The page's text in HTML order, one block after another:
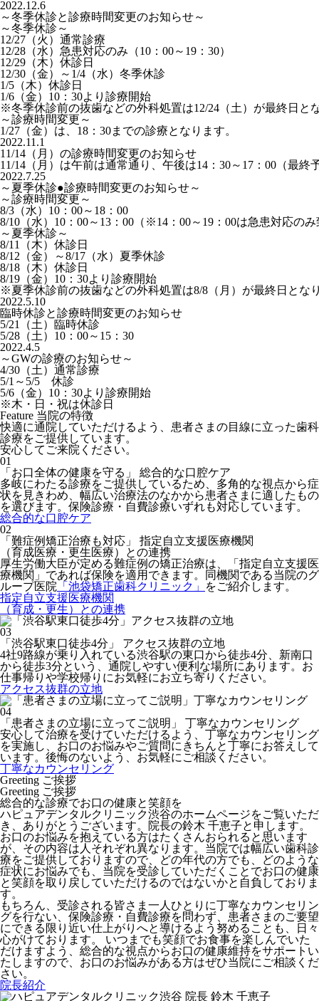
2022.12.6
～冬季休診と診療時間変更のお知らせ～
～冬季休診～
12/27（火）通常診療
12/28（水）急患対応のみ（10：00～19：30）
12/29（木）休診日
12/30（金）～1/4（水）冬季休診
1/5（木）休診日
1/6（金）10：30より診療開始
※冬季休診前の抜歯などの外科処置は12/24（土）が最終日と
～診療時間変更～
1/27（金）は、18：30までの診療となります。
2022.11.1
11/14（月）の診療時間変更のお知らせ
11/14（月）は午前は通常通り、午後は14：30～17：00（最終
2022.7.25
～夏季休診●診療時間変更のお知らせ～
～診療時間変更～
8/3（水）10：00～18：00
8/10（水）10：00～13：00（※14：00～19：00は急患対応の
～夏季休診～
8/11（木）休診日
8/12（金）～8/17（水）夏季休診
8/18（木）休診日
8/19（金）10：30より診療開始
※夏季休診前の抜歯などの外科処置は8/8（月）が最終日とな
2022.5.10
臨時休診と診療時間変更のお知らせ
5/21（土）臨時休診
5/28（土）10：00～15：30
2022.4.5
～GWの診療のお知らせ～
4/30（土）通常診療
5/1～5/5 休診
5/6（金）10：30より診療開始
※木・日・祝は休診日
Feature 当院の特徴
快適に通院していただけるよう、患者さまの目線に立った歯科
診療をご提供しています。
安心してご来院ください。
01
「お口全体の健康を守る」
総合的な口腔ケア
多岐にわたる診療をご提供しているため、多角的な視点から症
状を見きわめ、幅広い治療法のなかから患者さまに適したもの
を選びます。保険診療・自費診療いずれも対応しています。
総合的な口腔ケア
02
「難症例矯正治療も対応」
指定自立支援医療機関
（育成医療・更生医療）との連携
厚生労働大臣が定める難症例の矯正治療は、「指定自立支援医
療機関」であれば保険を適用できます。同機関である当院のグ
ループ医院 「池袋矯正歯科クリニック」
をご紹介します。
指定自立支援医療機関
（育成・更生）との連携
03
「渋谷駅東口徒歩4分」
アクセス抜群の立地
4社9路線が乗り入れている渋谷駅の東口から徒歩4分、新南口
から徒歩3分という、通院しやすい便利な場所にあります。お
仕事帰りや学校帰りにお気軽にお立ち寄りください。
アクセス抜群の立地
04
「患者さまの立場に立ってご説明」
丁寧なカウンセリング
安心して治療を受けていただけるよう、丁寧なカウンセリング
を実施し、お口のお悩みやご質問にきちんと丁寧にお答えして
います。後悔のないよう、お気軽にご相談ください。
丁寧なカウンセリング
Greeting ご挨拶
Greeting ご挨拶
総合的な診療でお口の健康と笑顔を
ハピュアデンタルクリニック渋谷のホームページをご覧いただ
き、ありがとうございます。院長の鈴木 千恵子と申します。
お口のお悩みを抱えている方はたくさんおられると思います
が、その内容は人それぞれ異なります。当院では幅広い歯科診
療をご提供しておりますので、どの年代の方でも、どのような
症状にお悩みでも、当院を受診していただくことでお口の健康
と笑顔を取り戻していただけるのではないかと自負しておりま
す。
もちろん、受診される皆さま一人ひとりに丁寧なカウンセリン
グを行ない、保険診療・自費診療を問わず、患者さまのご要望
にできる限り近い仕上がりへと導けるよう努めることも、日々
心がけております。 いつまでも笑顔でお食事を楽しんでいた
だけますよう、総合的な視点からお口の健康維持をサポートい
たしますので、お口のお悩みがある方はぜひ当院にご相談くだ
さい。
院長紹介